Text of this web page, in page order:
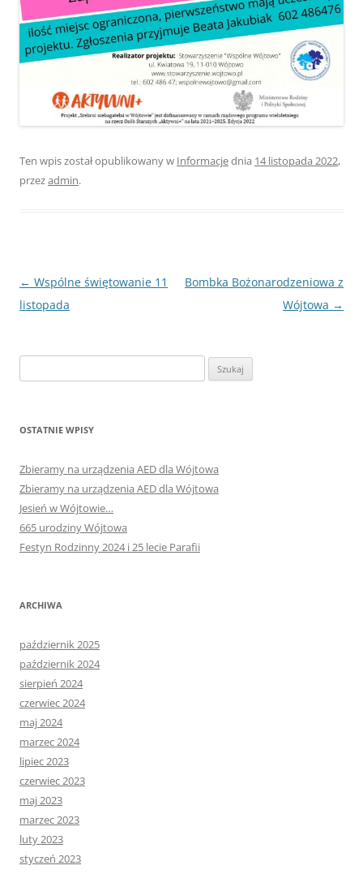
Ten wpis został opublikowany w Informacjednia 14 listopada 2022,
przezadmin.
Nawigacja
wpisu
← Wspólne świętowanie 11
listopada
Bombka Bożonarodzeniowa z
Wójtowa →
OSTATNIE WPISY
Zbieramy na urządzenia AED dla Wójtowa
Zbieramy na urządzenia AED dla Wójtowa
Jesień w Wójtowie…
665 urodziny Wójtowa
Festyn Rodzinny 2024 i 25 lecie Parafii
ARCHIWA
październik 2025
październik 2024
sierpień 2024
czerwiec 2024
maj 2024
marzec 2024
lipiec 2023
czerwiec 2023
maj 2023
marzec 2023
luty 2023
styczeń 2023